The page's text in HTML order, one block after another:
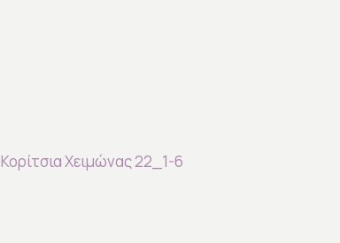
Κορίτσια Χειμώνας 22_1-6